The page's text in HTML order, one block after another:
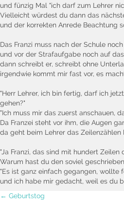
und fünzig Mal "ich darf zum Lehrer
Vielleicht würdest du dann das
und der korrekten Anrede Beachtung
Das Franzi muss nach der Schule
und vor der Strafaufgabe noch auf
dann schreibt er, schreibt ohne
irgendwie kommt mir fast vor, es
"Herr Lehrer, ich bin fertig, darf ich
gehen?"
"Ich muss mir das zuerst anschauen,
Da Franzei steht vor ihm, die Augen
da geht beim Lehrer das Zeilenzählen
"Ja Franzi, das sind mit hundert Zeilen
Warum hast du den soviel
"Es ist ganz einfach gegangen, wollte
und ich habe mir gedacht, weil es du
Posts
← Geburtstog